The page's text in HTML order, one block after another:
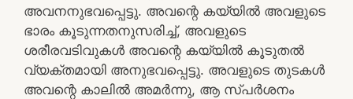
അവനനുഭവപ്പെട്ടു. അവന്റെ കയ്യിൽ അവളുടെ
ഭാരം കൂടുന്നതനുസരിച്ച്, അവളുടെ
ശരീരവടിവുകൾ അവന്റെ കയ്യിൽ കൂടുതൽ
വ്യക്തമായി അനുഭവപ്പെട്ടു. അവളുടെ തുടകൾ
അവന്റെ കാലിൽ അമർന്നു, ആ സ്പർശനം